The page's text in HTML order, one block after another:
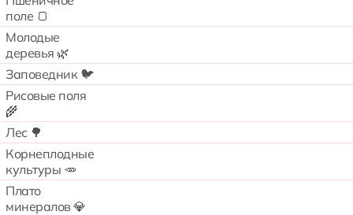
поле 🍞
Молодые
деревья 🌿
Заповедник 🐦
Рисовые поля
🌾
Лес 🌳
Корнеплодные
культуры 🥕
Плато
минералов 💎